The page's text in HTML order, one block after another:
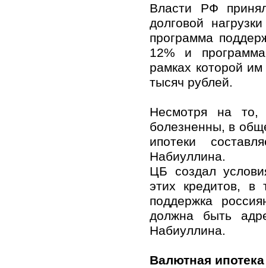
Власти РФ
долговой
программа
12% и
рамках которой
тысяч рублей.
Несмотря на то,
болезненны, в
ипотеки
Набиуллина.
ЦБ создал
этих кредитов, в
поддержка
должна быть
Набиуллина.
Валютная